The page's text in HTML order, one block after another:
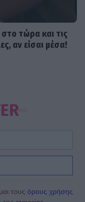
τώρα και τις
αν είσαι μέσα!
τους όρους χρήσης